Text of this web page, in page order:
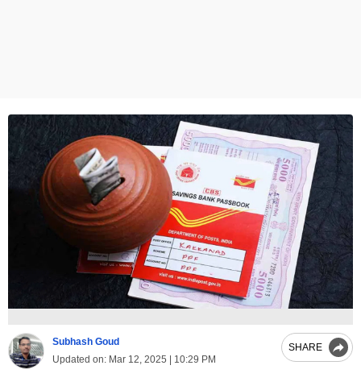
Subhash Goud
Updated on: Mar 12, 2025 | 10:29 PM
SHARE